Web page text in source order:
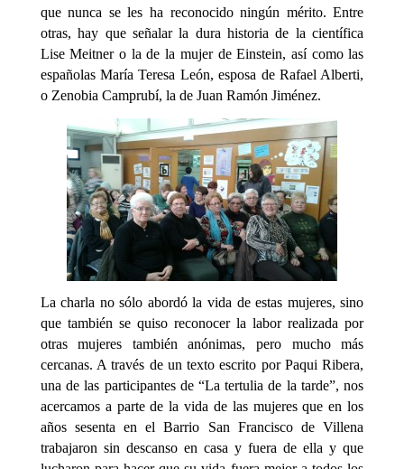
que nunca se les ha reconocido ningún mérito. Entre
otras, hay que señalar la dura historia de la científica
Lise Meitner o la de la mujer de Einstein, así como las
españolas María Teresa León, esposa de Rafael Alberti,
o Zenobia Camprubí, la de Juan Ramón Jiménez.
La charla no sólo abordó la vida de estas mujeres, sino
que también se quiso reconocer la labor realizada por
otras mujeres también anónimas, pero mucho más
cercanas. A través de un texto escrito por Paqui Ribera,
una de las participantes de “La tertulia de la tarde”, nos
acercamos a parte de la vida de las mujeres que en los
años sesenta en el Barrio San Francisco de Villena
trabajaron sin descanso en casa y fuera de ella y que